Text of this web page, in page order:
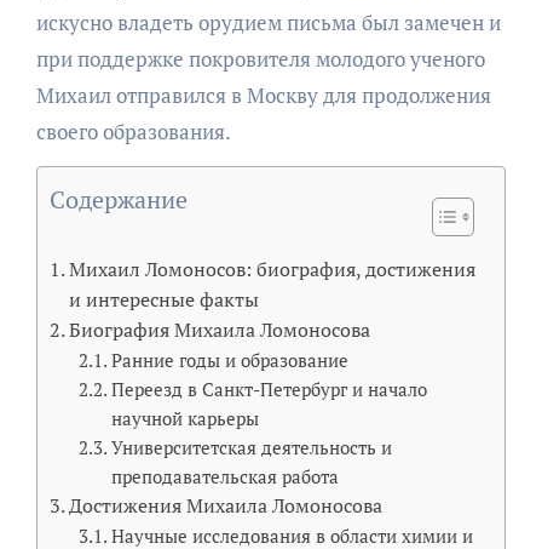
искусно владеть орудием письма был замечен и
при поддержке покровителя молодого ученого
Михаил отправился в Москву для продолжения
своего образования.
Содержание
Михаил Ломоносов: биография, достижения
и интересные факты
Биография Михаила Ломоносова
Ранние годы и образование
Переезд в Санкт-Петербург и начало
научной карьеры
Университетская деятельность и
преподавательская работа
Достижения Михаила Ломоносова
Научные исследования в области химии и